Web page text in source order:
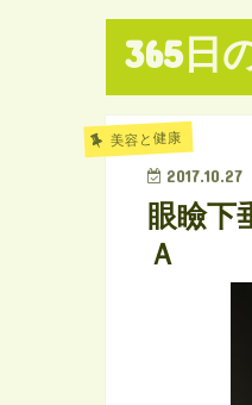
365日
美容と健康
2017.10.27
眼瞼下
Ａ